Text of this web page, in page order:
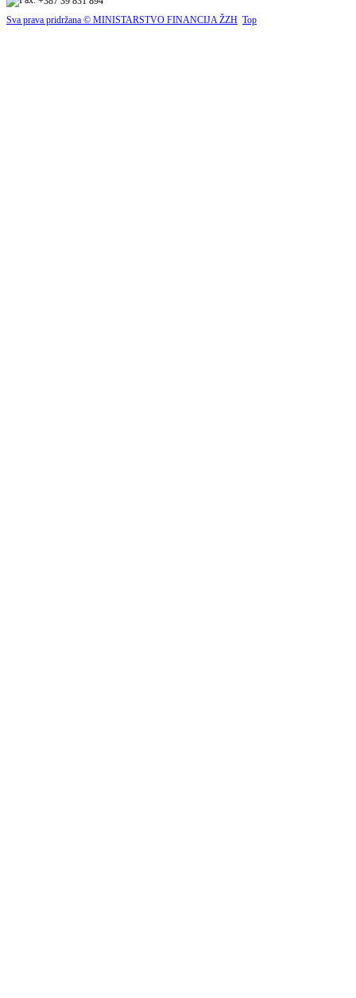
Sva prava pridržana © MINISTARSTVO FINANCIJA ŽZH Top